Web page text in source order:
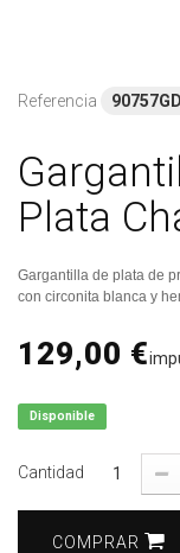
Referencia 90757GD
Plata
Gargantilla de plata de
con circonita blanca y
129,00 €
Disponible
Cantidad
COMPRAR